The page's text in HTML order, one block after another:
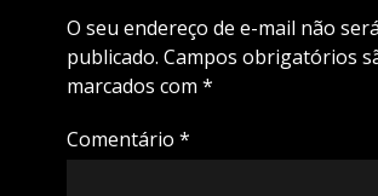
O seu endereço de e-mail não será
publicado. Campos obrigatórios
marcados com *
Comentário *